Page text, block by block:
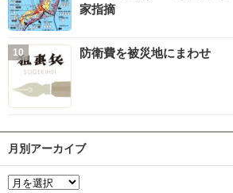
家指摘
防衛費を被災地にまわせ
月別アーカイブ